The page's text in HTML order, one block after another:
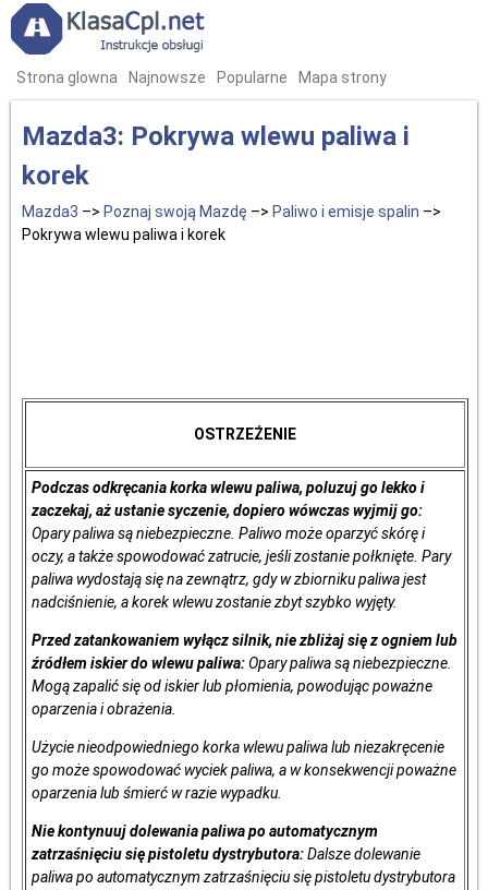
Strona glowna Najnowsze Popularne Mapa strony
Mazda3: Pokrywa wlewu paliwa i
korek
Mazda3 –> Poznaj swoją Mazdę –> Paliwo i emisje spalin –>
Pokrywa wlewu paliwa i korek
OSTRZEŻENIE
Podczas odkręcania korka wlewu paliwa, poluzuj go lekko i
zaczekaj, aż ustanie syczenie, dopiero wówczas wyjmij go:
Opary paliwa są niebezpieczne. Paliwo może oparzyć skórę i
oczy, a także spowodować zatrucie, jeśli zostanie połknięte. Pary
paliwa wydostają się na zewnątrz, gdy w zbiorniku paliwa jest
nadciśnienie, a korek wlewu zostanie zbyt szybko wyjęty.
Przed zatankowaniem wyłącz silnik, nie zbliżaj się z ogniem lub
źródłem iskier do wlewu paliwa:Opary paliwa są niebezpieczne.
Mogą zapalić się od iskier lub płomienia, powodując poważne
oparzenia i obrażenia.
Użycie nieodpowiedniego korka wlewu paliwa lub niezakręcenie
go może spowodować wyciek paliwa, a w konsekwencji poważne
oparzenia lub śmierć w razie wypadku.
Nie kontynuuj dolewania paliwa po automatycznym
zatrzaśnięciu się pistoletu dystrybutora:Dalsze dolewanie
paliwa po automatycznym zatrzaśnięciu się pistoletu dystrybutora